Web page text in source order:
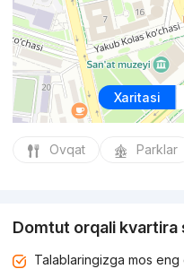
Xaritasi
Ovqat Parklar
Domtut orqali kvartira
Talablaringizga mos